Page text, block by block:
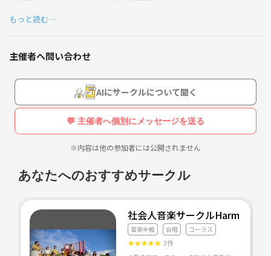
ただいま、第1回練習会 参加者募集中です！
詳しくはホームページをご覧ください。
《URL削除》
もっと読む…
主催者へ問い合わせ
AIにサークルについて聞く
💬 主催者へ個別にメッセージを送る
※内容は他の参加者には公開されません
あなたへのおすすめサークル
社会人音楽サークルHarmonity
音楽全般 合唱 コーラス
★★★★★ 3件